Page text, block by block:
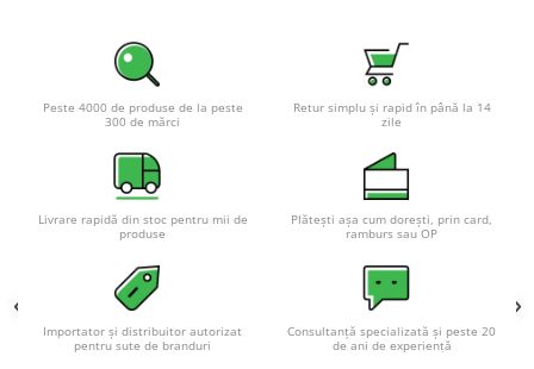
Pachete sisteme fotovoltaice
Statii de incarcare vehicule
electrice
Cabluri de incarcare vehicule
Prize de incarcare vehicule
Turbine eoliene pentru casă
Peste 4000 de produse de la peste
300 de mărci
Retur simplu și rapid în până la 14
zile
Livrare rapidă din stoc pentru mii de
produse
Plătești așa cum dorești, prin card,
ramburs sau OP
Importator și distribuitor autorizat
pentru sute de branduri
Consultanță specializată și peste 20
de ani de experiență